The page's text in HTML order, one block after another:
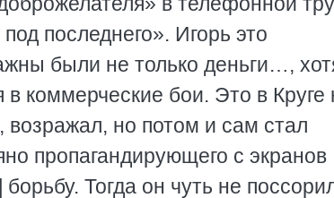
последнего». Игорь это
были не только деньги…,
коммерческие бои. Это в Круге
возражал, но потом и сам стал
пропагандирующего с экранов
Тогда он чуть не